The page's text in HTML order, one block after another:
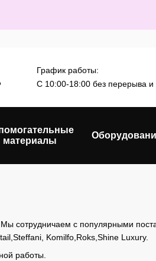
График работы:
С 10:00-18:00 без перерыва
материалы
сотрудничаем с популярными
Komilfo,Roks,Shine Luxury.
работы.